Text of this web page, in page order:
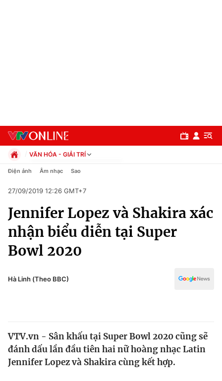
Chuyên mục
Chính trị
Xã hội
Pháp luật
Thế giới
Tin tức
Kinh tế
VĂN HÓA - GIẢI TRÍ
Chính trị
Pháp luật
Kinh tế
Thể thao
Truyền hình
Văn hóa - Giải trí
Công nghệ
Điện ảnh Âm nhạc Sao
27/09/2019 12:26 GMT+7
Jennifer Lopez và Shakira xác
nhận biểu diễn tại Super
Bowl 2020
Hà Linh (Theo BBC)
VTV.vn - Sân khấu tại Super Bowl 2020 cũng sẽ
đánh dấu lần đầu tiên hai nữ hoàng nhạc Latin
Jennifer Lopez và Shakira cùng kết hợp.